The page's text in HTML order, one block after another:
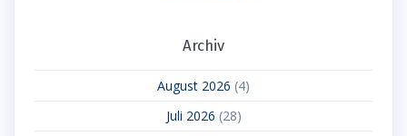
Archiv
August 2026 (4)
Juli 2026 (28)